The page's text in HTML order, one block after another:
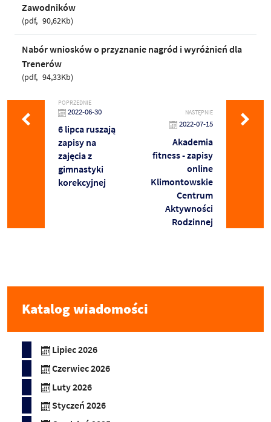
Zawodników
pdf 90,62Kb
Nabór wniosków o przyznanie nagród i wyróżnień dla
Trenerów
pdf 94,33Kb
POPRZEDNIE
2022-06-30
6 lipca ruszają
zapisy na
zajęcia z
gimnastyki
korekcyjnej
NASTĘPNIE
2022-07-15
Akademia
fitness - zapisy
online
Klimontowskie
Centrum
Aktywności
Rodzinnej
Katalog wiadomości
Lipiec 2026
Czerwiec 2026
Luty 2026
Styczeń 2026